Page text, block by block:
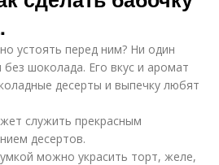
устоять перед ним? Ни один
без шоколада. Его вкус и аромат
десерты и выпечку любят
служить прекрасным
десертов.
можно украсить торт, желе,